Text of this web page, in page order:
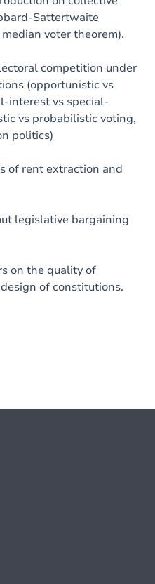
Sattertwaite
voter theorem).
competition under
(opportunistic vs
interest vs special-
vs probabilistic voting,
politics)
of rent extraction and
legislative bargaining
on the quality of
of constitutions.